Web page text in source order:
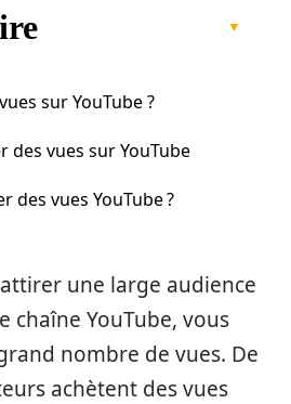
sur YouTube ?
des vues sur YouTube
des vues YouTube ?
une large audience
chaîne YouTube, vous
nombre de vues. De
achètent des vues